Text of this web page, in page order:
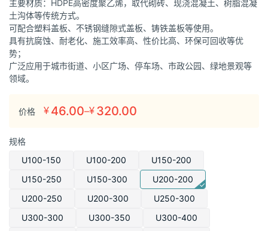
主要材质：HDPE高密度聚乙烯，取代砌砖、现浇混凝土、树脂混凝
土沟体等传统方式。
可配合塑料盖板、不锈钢缝隙式盖板、铸铁盖板等使用。
具有抗腐蚀、耐老化、施工效率高、性价比高、环保可回收等优
势；
广泛应用于城市街道、小区广场、停车场、市政公园、绿地景观等
领域。
价格 ¥ 46.00–¥ 320.00
价
范
围：
¥46.00
¥320.00
规格
U100-150
U100-200
U150-200
U150-250
U150-300
U200-200
U200-250
U200-300
U250-300
U300-300
U300-350
U300-400